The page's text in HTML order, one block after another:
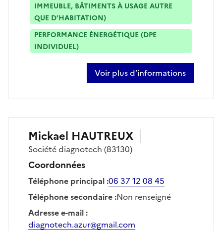
IMMEUBLE, BÂTIMENTS À USAGE AUTRE
QUE D’HABITATION)
PERFORMANCE ÉNERGÉTIQUE (DPE
INDIVIDUEL)
Voir plus d’informations
sur jason denneval
Mickael HAUTREUX
Sociétédiagnotech (83130)
Coordonnées
Téléphone principal:06 37 12 08 45
Téléphone secondaire:Non renseigné
Adresse e-mail:
diagnotech.azur@gmail.com